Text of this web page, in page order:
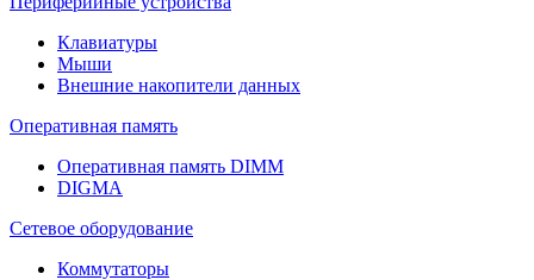
Клавиатуры
Мыши
Внешние накопители данных
Оперативная память
Оперативная память DIMM
DIGMA
Сетевое оборудование
Коммутаторы